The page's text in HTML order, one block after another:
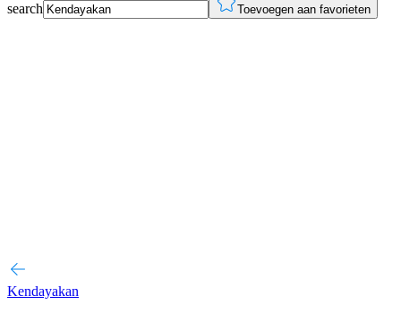
search Toevoegen aan favorieten
Kendayakan